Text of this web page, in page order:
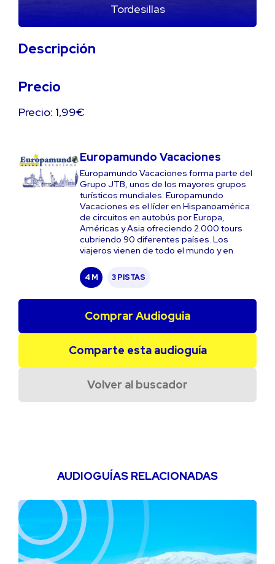
Tordesillas
Descripción
Precio
Precio: 1,99€
Europamundo Vacaciones
Europamundo Vacaciones forma parte del
Grupo JTB, unos de los mayores grupos
turísticos mundiales. Europamundo
Vacaciones es el líder en Hispanoamérica
de circuitos en autobús por Europa,
Américas y Asia ofreciendo 2.000 tours
cubriendo 90 diferentes países. Los
viajeros vienen de todo el mundo y en
4 M 3 PISTAS
Comprar Audioguia
Comparte esta audioguía
Volver al buscador
AUDIOGUÍAS RELACIONADAS